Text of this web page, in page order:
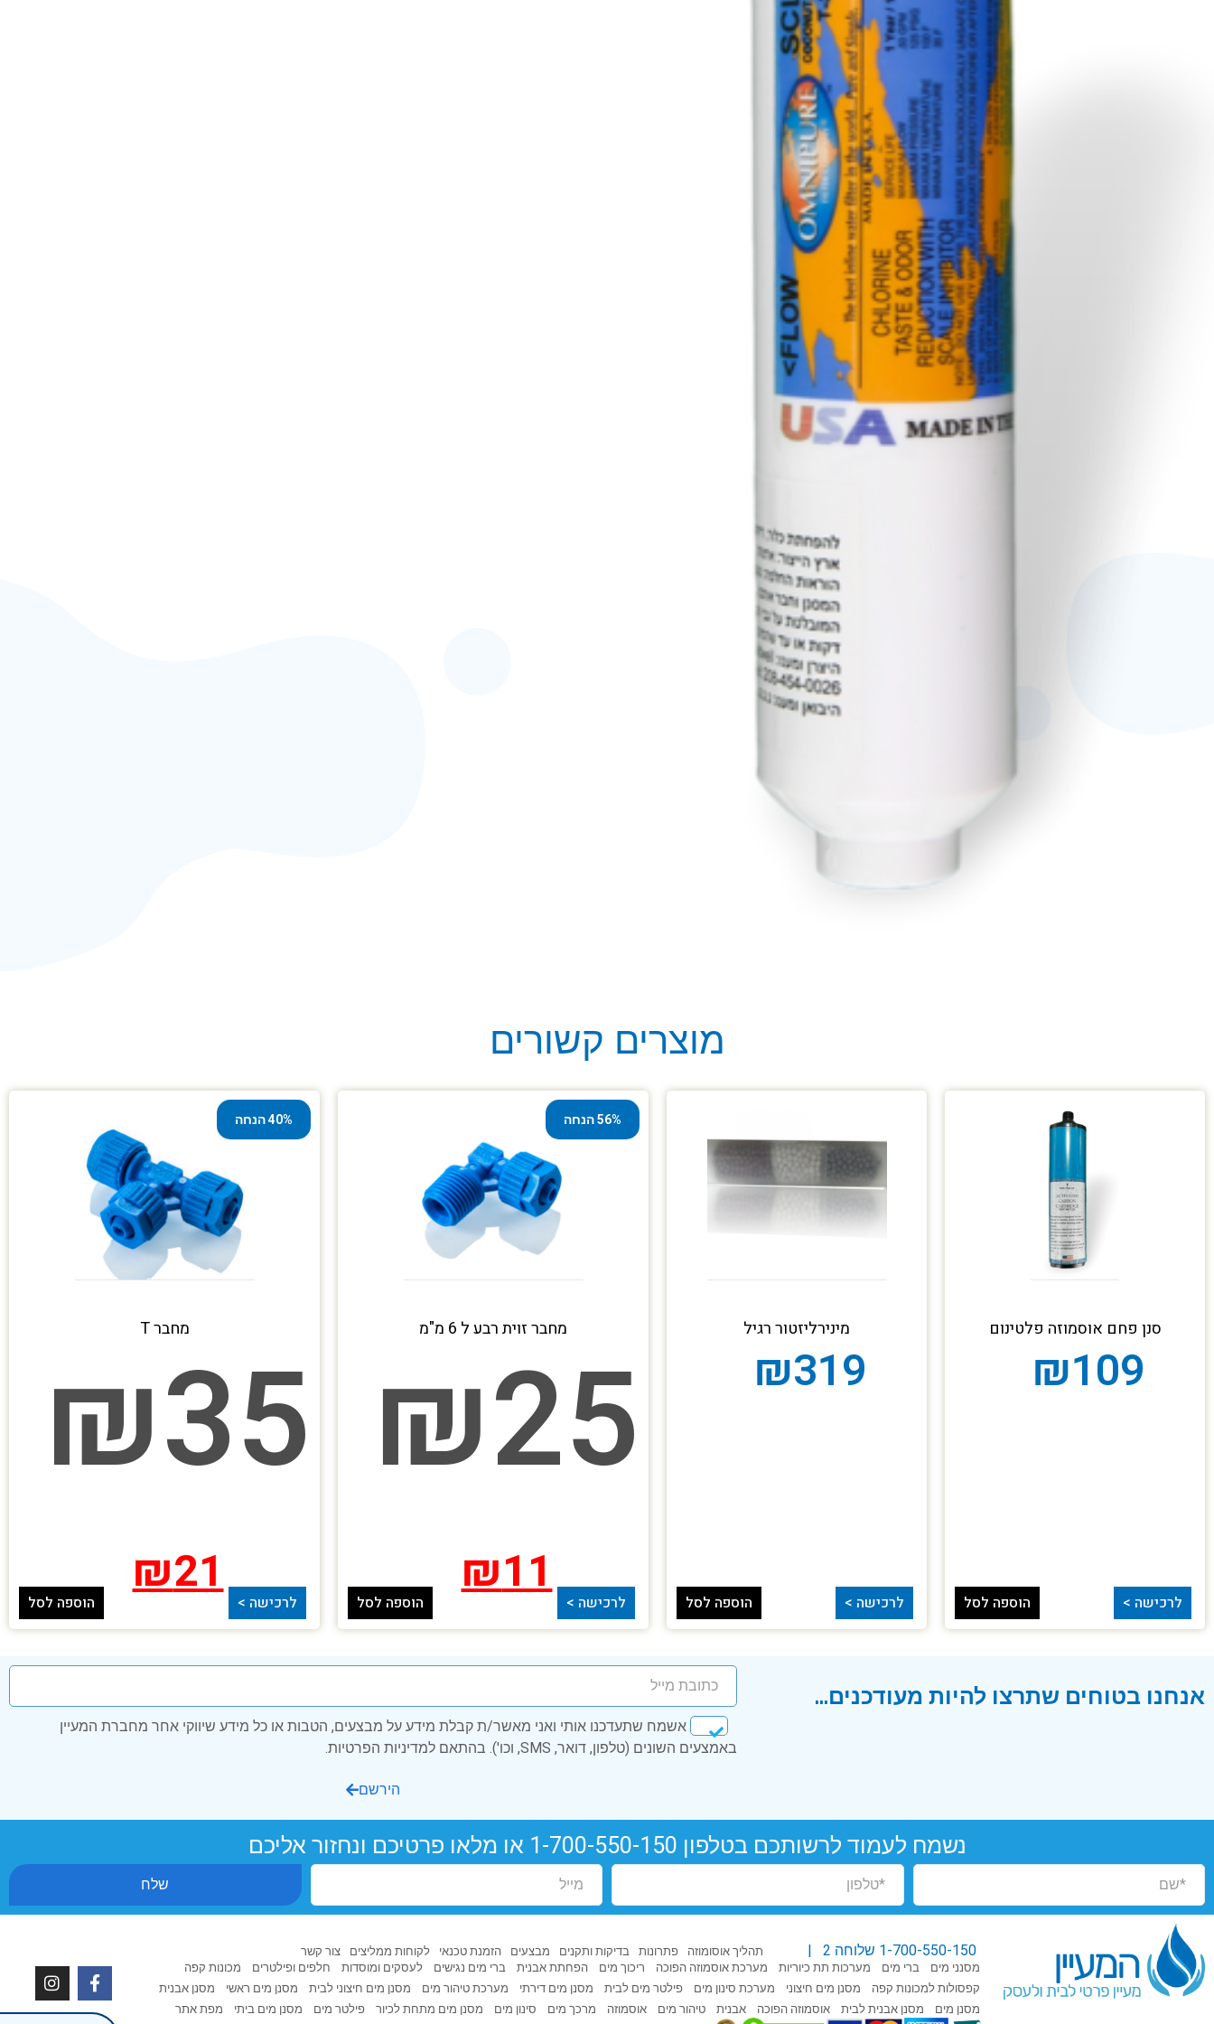
מוצרים קשורים
סנן פחם אוסמוזה פלטינום
₪109
הוספה לסל לרכישה >
מינירליזטור רגיל
₪319
הוספה לסל לרכישה >
56% הנחה
מחבר זוית רבע ל 6 מ"מ₪25
₪11 הוספה לסל לרכישה >
40% הנחה
מחבר T₪35
₪21 הוספה לסל לרכישה >
אנחנו בטוחים שתרצו להיות מעודכנים...
אשמח שתעדכנו אותי ואני מאשר/ת קבלת מידע על מבצעים, הטבות או כל מידע שיווקי אחר מחברת המעיין
באמצעים השונים (טלפון, דואר, SMS, וכו'). בהתאם למדיניות הפרטיות.
הירשם
נשמח לעמוד לרשותכם בטלפון 1-700-550-150 או מלאו פרטיכם ונחזור אליכם
שלח
1-700-550-150 שלוחה 2 | תהליך אוסומוזה פתרונות בדיקות ותקנים מבצעים הזמנת טכנאי לקוחות ממליצים
צור קשר
מסנני מים
ברי מים מערכות תת כיוריות מערכת אוסמוזה הפוכה ריכוך מים הפחתת אבנית ברי מים נגישים לעסקים ומוסדות חלפים ופילטרים
מכונות קפה
קפסולות למכונות קפה
מסנן מים חיצוני מערכת סינון מים פילטר מים לבית מסנן מים דירתי מערכת טיהור מים מסנן מים חיצוני לבית מסנן מים ראשי
מסנן אבנית
מסנן מים
מסנן אבנית לבית אוסמוזה הפוכה אבנית טיהור מים אוסמוזה מרכך מים סינון מים מסנן מים מתחת לכיור פילטר מים מסנן מים ביתי מפת אתר